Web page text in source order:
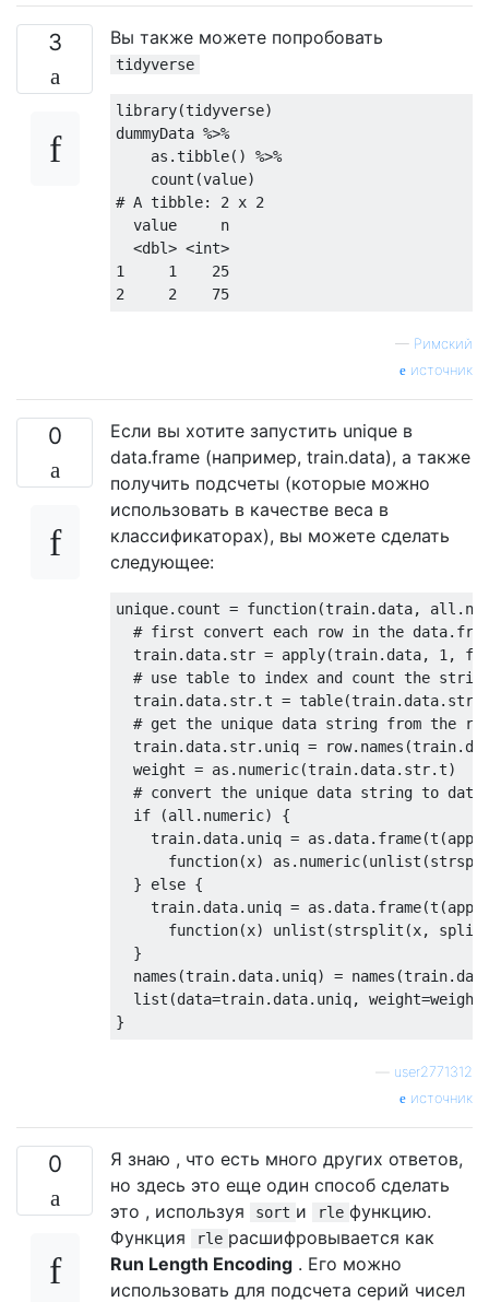
3 Вы также можете попробовать
tidyverse
library(tidyverse)
dummyData %>%
    as.tibble() %>%
# A tibble: 2 x 2
  value     n
1
1
25
2
2 75
— Римский
источник
0
Если вы хотите запустить unique в
data.frame (например, train.data), а также
получить подсчеты (которые можно
использовать в качестве веса в
классификаторах), вы можете сделать
следующее:
unique.count = function(train.data,
# first
  train.data.str = apply(train.data,
1 ,
# use
# get
# convert the unique data string to
if (all.numeric) {
train.data.uniq =
function(x)
  }
else {
train.data.uniq =
function(x) unlist(strsplit(x,
  }
user2771312
источник
0
Я знаю , что есть много других ответов,
но здесь это еще один способ сделать
это , используя
sort и rle функцию.
Функция
rle расшифровывается как
Run Length Encoding . Его можно
использовать для подсчета серий чисел